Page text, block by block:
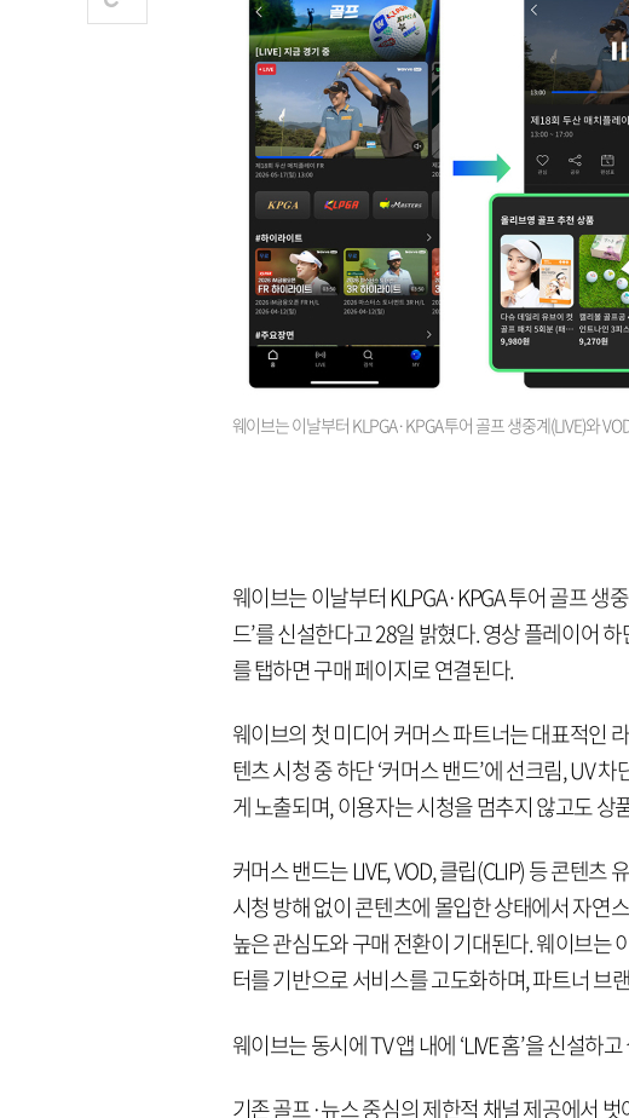
웨이브는 이날부터 KLPGA·KPGA 투어 골프 생중계(LIVE)와
웨이브는 이날부터 KLPGA·KPGA 투어 골프 생
드’를 신설한다고 28일 밝혔다. 영상 플레이어
를 탭하면 구매 페이지로 연결된다.
웨이브의 첫 미디어 커머스 파트너는 대표적인
텐츠 시청 중 하단 ‘커머스 밴드’에 선크림, UV
게 노출되며, 이용자는 시청을 멈추지 않고도 상
커머스 밴드는 LIVE, VOD, 클립(CLIP) 등 콘텐
시청 방해 없이 콘텐츠에 몰입한 상태에서 자연
높은 관심도와 구매 전환이 기대된다. 웨이브는
터를 기반으로 서비스를 고도화하며, 파트너 브
웨이브는 동시에 TV 앱 내에 ‘LIVE 홈’을 신설하
기존 골프·뉴스 중심의 제한적 채널 제공에서